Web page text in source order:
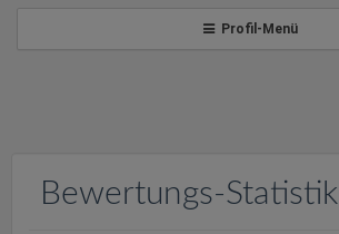
Profil-Menü
Bewertungs-Statistik
a